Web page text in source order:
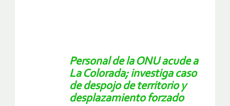
Personal de la ONU acude a
La Colorada; investiga caso
de despojo de territorio y
desplazamiento forzado